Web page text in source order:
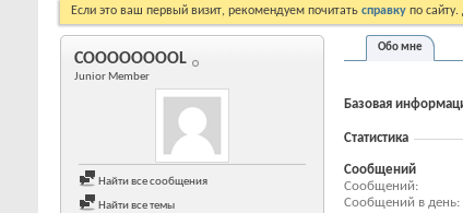
Если это ваш первый визит, рекомендуем почитать справку по
COOOOOOOOL
Junior Member
Найти все сообщения
Найти все темы
Обо мне
Базовая
Статистика
Сообщений
Сообщений
Сообщений в день